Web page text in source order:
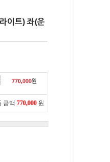
이트) 좌(운
770,000원
금액 770,000 원